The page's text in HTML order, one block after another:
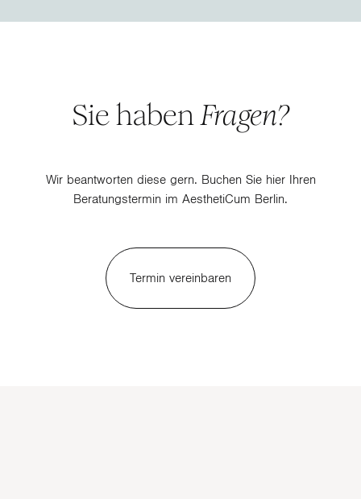
Sie habenFragen?
Wir beantworten diese gern. Buchen Sie hier Ihren
Beratungstermin im AesthetiCum Berlin.
Termin vereinbaren